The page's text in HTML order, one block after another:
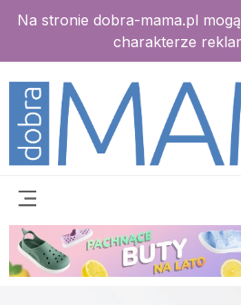
Na stronie dobra-mama.pl
charakterze